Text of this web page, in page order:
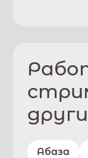
Абаза